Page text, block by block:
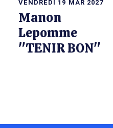
VENDREDI 19 MAR 2027
Manon
Lepomme
"TENIR BON"